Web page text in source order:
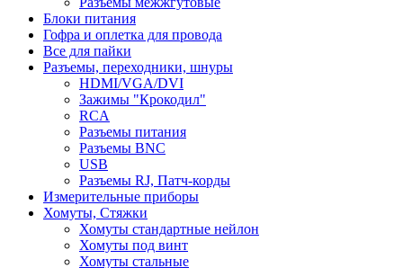
Блоки питания
Гофра и оплетка для провода
Все для пайки
Разъемы, переходники, шнуры
HDMI/VGA/DVI
Зажимы "Крокодил"
RCA
Разъемы питания
Разъемы BNC
USB
Разъемы RJ, Патч-корды
Измерительные приборы
Хомуты, Стяжки
Хомуты стандартные нейлон
Хомуты под винт
Хомуты стальные